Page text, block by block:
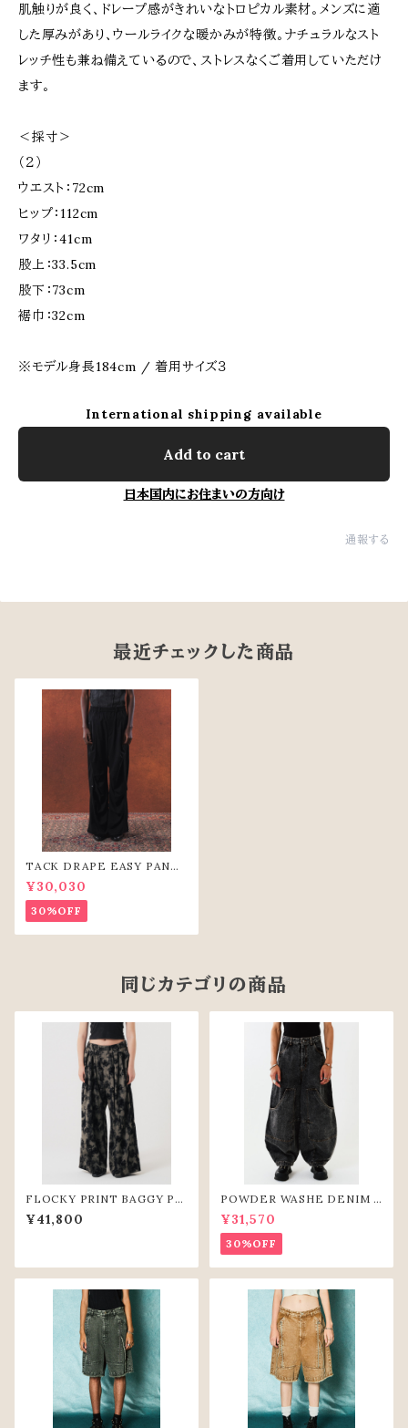
肌触りが良く、ドレープ感がきれいなトロピカル素材。メンズに適
した厚みがあり、ウールライクな暖かみが特徴。ナチュラルなスト
レッチ性も兼ね備えているので、ストレスなくご着用していただけ
ます。
＜採寸＞
（２）
ウエスト：72cm
ヒップ：112cm
ワタリ：41cm
股上：33.5cm
股下：73cm
裾巾：32cm
※モデル身長184cm / 着用サイズ３
International shipping available
Add to cart
日本国内にお住まいの方向け
通報する
最近チェックした商品
TACK DRAPE EASY PANTS
(BLK)
¥30,030
30%OFF
同じカテゴリの商品
FLOCKY PRINT BAGGY PA
NTS (GRY)
¥41,800
POWDER WASHE DENIM C
URVE PANTS(BLK)
¥31,570
30%OFF